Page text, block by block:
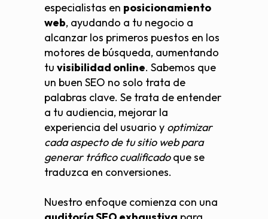
especialistas en posicionamiento
web, ayudando a tu negocio a
alcanzar los primeros puestos en los
motores de búsqueda, aumentando
tu visibilidad online. Sabemos que
un buen SEO no solo trata de
palabras clave. Se trata de entender
a tu audiencia, mejorar la
experiencia del usuario y optimizar
cada aspecto de tu sitio web para
generar tráfico cualificadoque se
traduzca en conversiones.
Nuestro enfoque comienza con una